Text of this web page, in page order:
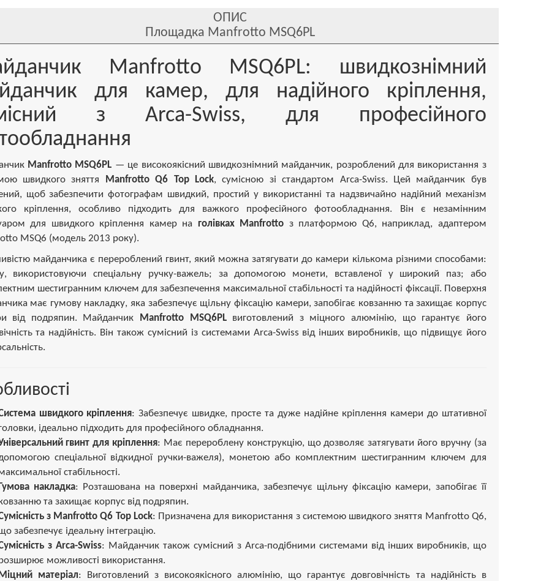
ОПИС
Площадка Manfrotto MSQ6PL
Manfrotto MSQ6PL: швидкознімний
для камер, для надійного кріплення,
з Arca-Swiss, для професійного
Manfrotto MSQ6PL — це високоякісний швидкознімний майданчик, розроблений для використання з
швидкого зняття Manfrotto Q6 Top Lock, сумісною зі стандартом Arca-Swiss. Цей майданчик був
щоб забезпечити фотографам швидкий, простий у використанні та надзвичайно надійний механізм
кріплення, особливо підходить для важкого професійного фотообладнання. Він є незамінним
для швидкого кріплення камер на голівках Manfrotto з платформою Q6, наприклад, адаптером
MSQ6 (модель 2013 року).
майданчика є перероблений гвинт, який можна затягувати до камери кількома різними способами:
використовуючи спеціальну ручку-важель; за допомогою монети, вставленої у широкий паз; або
шестигранним ключем для забезпечення максимальної стабільності та надійності фіксації. Поверхня
має гумову накладку, яка забезпечує щільну фіксацію камери, запобігає ковзанню та захищає корпус
від подряпин. Майданчик Manfrotto MSQ6PLвиготовлений з міцного алюмінію, що гарантує його
та надійність. Він також сумісний із системами Arca-Swiss від інших виробників, що підвищує його
швидкого кріплення: Забезпечує швидке, просте та дуже надійне кріплення камери до штативної
ідеально підходить для професійного обладнання.
гвинт для кріплення: Має перероблену конструкцію, що дозволяє затягувати його вручну (за
спеціальної відкидної ручки-важеля), монетою або комплектним шестигранним ключем для
стабільності.
накладка: Розташована на поверхні майданчика, забезпечує щільну фіксацію камери, запобігає її
та захищає корпус від подряпин.
з Manfrotto Q6 Top Lock: Призначена для використання з системою швидкого зняття Manfrotto Q6,
забезпечує ідеальну інтеграцію.
з Arca-Swiss: Майданчик також сумісний з Arca-подібними системами від інших виробників, що
можливості використання.
матеріал: Виготовлений з високоякісного алюмінію, що гарантує довговічність та надійність в